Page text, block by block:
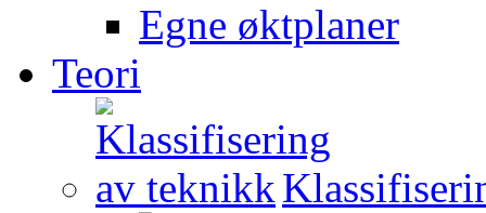
Egne øktplaner
Teori